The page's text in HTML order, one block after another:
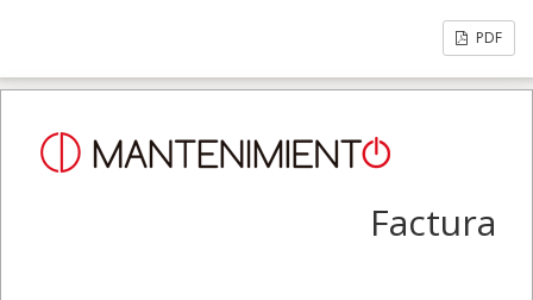
PDF
Factura